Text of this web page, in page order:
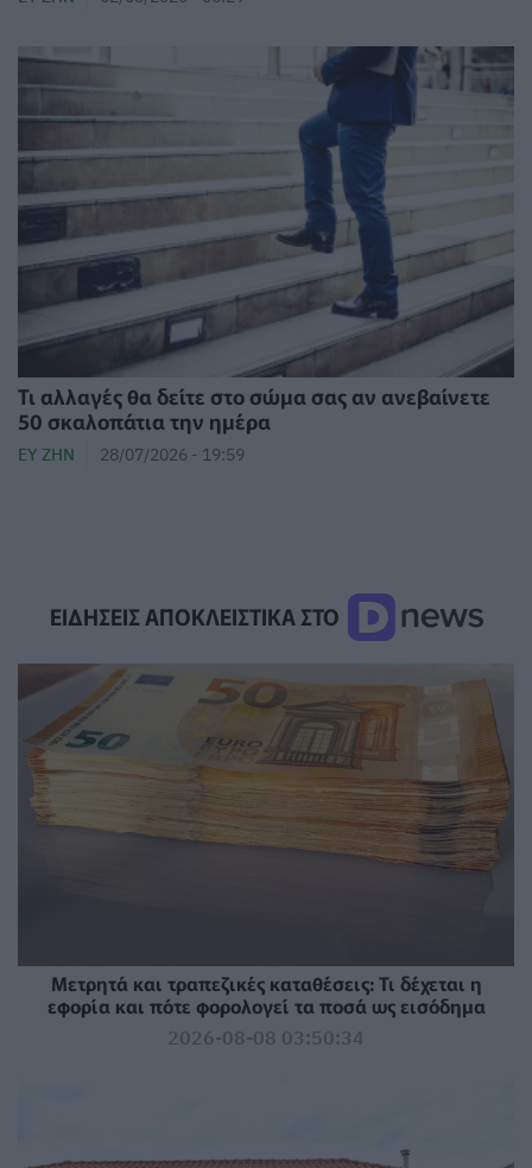
Τι αλλαγές θα δείτε στο σώμα σας αν ανεβαίνετε
50 σκαλοπάτια την ημέρα
ΕΥ ΖΗΝ 28/07/2026 - 19:59
ΕΙΔΗΣΕΙΣ ΑΠΟΚΛΕΙΣΤΙΚΑ ΣΤΟ
Μετρητά και τραπεζικές καταθέσεις: Τι δέχεται η
εφορία και πότε φορολογεί τα ποσά ως εισόδημα
2026-08-08 03:50:34